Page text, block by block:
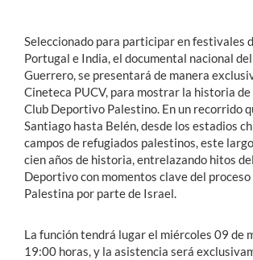
Funcionarios
Alumni
English
Seleccionado para participar en festivales
Portugal e India, el documental nacional
Guerrero, se presentará de manera
Cineteca PUCV, para mostrar la historia
Club Deportivo Palestino. En un recorrido
Santiago hasta Belén, desde los estadios
campos de refugiados palestinos, este
cien años de historia, entrelazando hitos
Deportivo con momentos clave del proceso
Palestina por parte de Israel.
La función tendrá lugar el miércoles 09 de
19:00 horas, y la asistencia será